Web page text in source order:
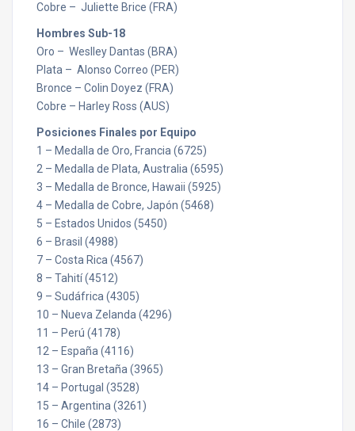
Cobre – Juliette Brice (FRA)
Hombres Sub-18
Oro – Weslley Dantas (BRA)
Plata – Alonso Correo (PER)
Bronce – Colin Doyez (FRA)
Cobre – Harley Ross (AUS)
Posiciones Finales por Equipo
1 – Medalla de Oro, Francia (6725)
2 – Medalla de Plata, Australia (6595)
3 – Medalla de Bronce, Hawaii (5925)
4 – Medalla de Cobre, Japón (5468)
5 – Estados Unidos (5450)
6 – Brasil (4988)
7 – Costa Rica (4567)
8 – Tahití (4512)
9 – Sudáfrica (4305)
10 – Nueva Zelanda (4296)
11 – Perú (4178)
12 – España (4116)
13 – Gran Bretaña (3965)
14 – Portugal (3528)
15 – Argentina (3261)
16 – Chile (2873)